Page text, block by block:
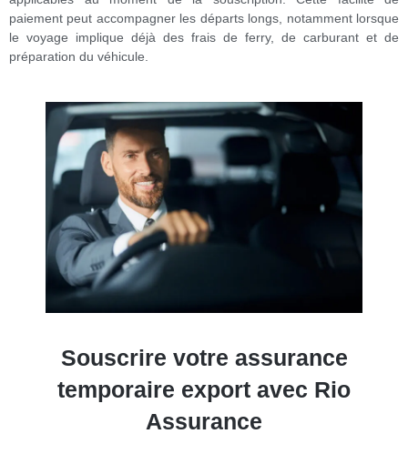
paiement peut accompagner les départs longs, notamment lorsque
le voyage implique déjà des frais de ferry, de carburant et de
préparation du véhicule.
Souscrire votre assurance
temporaire export avec Rio
Assurance